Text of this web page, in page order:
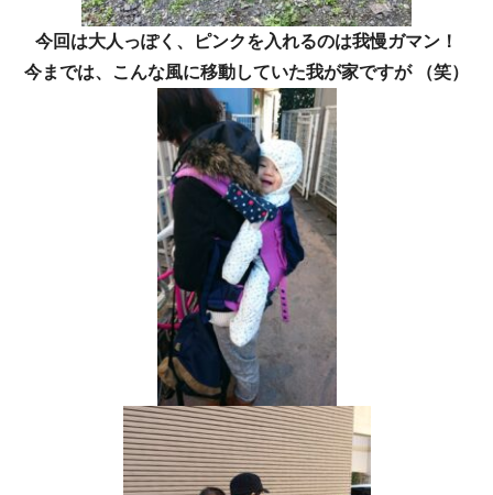
今回は大人っぽく、ピンクを入れるのは我慢ガマン！
今までは、こんな風に移動していた我が家ですが （笑）